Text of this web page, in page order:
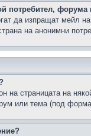
потребител, форума
да изпращат мейл
на анонимни
на страницата на
или тема (под